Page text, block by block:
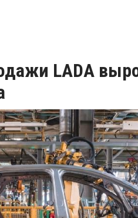
LADA